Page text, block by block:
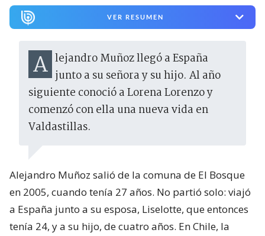
VER RESUMEN
Alejandro Muñoz llegó a España junto a su señora y su hijo. Al año
siguiente conoció a Lorena Lorenzo y
comenzó con ella una nueva vida en
Valdastillas.
Alejandro Muñoz salió de la comuna de El Bosque
en 2005, cuando tenía 27 años. No partió solo: viajó
a España junto a su esposa, Liselotte, que entonces
tenía 24, y a su hijo, de cuatro años. En Chile, la